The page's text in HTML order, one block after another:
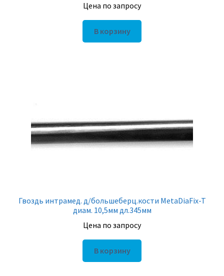
Цена по запросу
В корзину
Гвоздь интрамед. д/большеберц.кости MetaDiaFix-T
диам. 10,5мм дл.345мм
Цена по запросу
В корзину